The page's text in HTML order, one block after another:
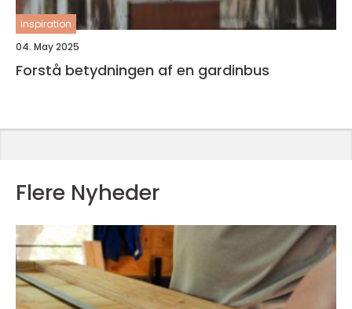
inspiration
04. May 2025
Forstå betydningen af en gardinbus
Flere Nyheder